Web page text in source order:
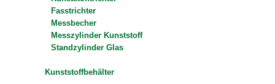
Fasstrichter
Messbecher
Messzylinder Kunststoff
Standzylinder Glas
Kunststoffbehälter